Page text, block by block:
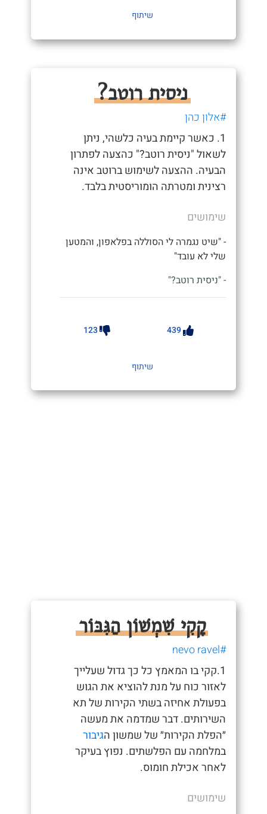
שיתוף
ניסית רוטב?
#אלון כהן
1. כאשר קיימת בעיה כלשהי, ניתן
לשאול "ניסית רוטב?" כהצעה לפתרון
הבעיה. ההצעה לשימוש ברוטב אינה
רצינית ומטרתה הומוריסטית בלבד.
שימושים
- "שיט נגמרה לי הסוללה בפלאפון, והמטען
שלי לא עובד"
- "ניסית רוטב?"
439
123
שיתוף
קָקִי שִׁמְשׁוֹן הַגִּבּוֹר
#nevo ravel
1.קקי בו המאמץ כל כך גדול שעלייך
לאזור כוח על מנת להוציא את הגוש
בפעולת אחיזה בשתי הקירות של תא
השירותים. דבר שמדמה את מעשה
״הפלת הקירות״ של שמשון הגיבור
במלחמה עם הפלשתים. נפוץ בעיקר
לאחר אכילת חומוס.
שימושים